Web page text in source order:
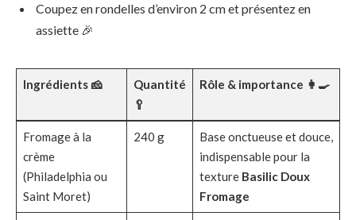
Coupez en rondelles d’environ 2 cm et présentez en
assiette 🎉
Ingrédients 🧀
Quantité
🥄
Rôle & importance 👩‍🍳
Fromage à la
crème
(Philadelphia ou
Saint Moret)
240 g
Base onctueuse et douce,
indispensable pour la
texture Basilic Doux
Fromage